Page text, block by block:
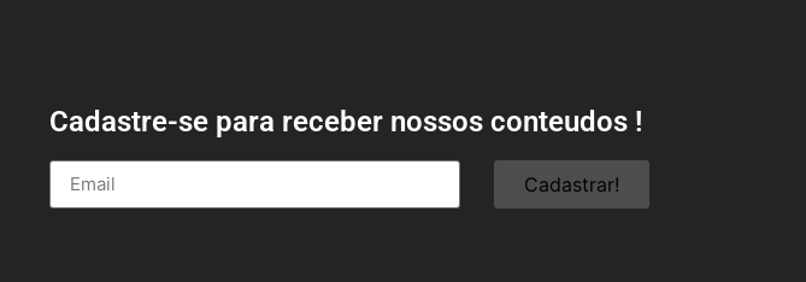
Cadastre-se para receber nossos conteudos !
Cadastrar!